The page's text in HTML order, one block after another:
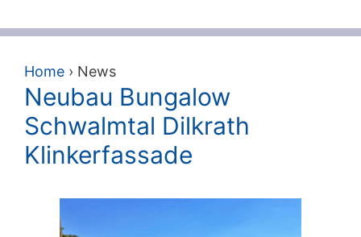
Home › News
Neubau Bungalow
Schwalmtal Dilkrath
Klinkerfassade